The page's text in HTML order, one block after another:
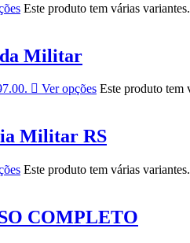
Este produto tem várias
Militar
Ver opções Este produto tem
Militar RS
Este produto tem várias
COMPLETO